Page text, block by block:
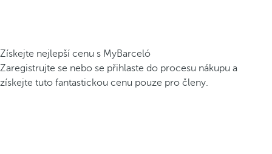
Získejte nejlepší cenu s MyBarceló
Zaregistrujte se nebo se přihlaste do procesu nákupu a
získejte tuto fantastickou cenu pouze pro členy.